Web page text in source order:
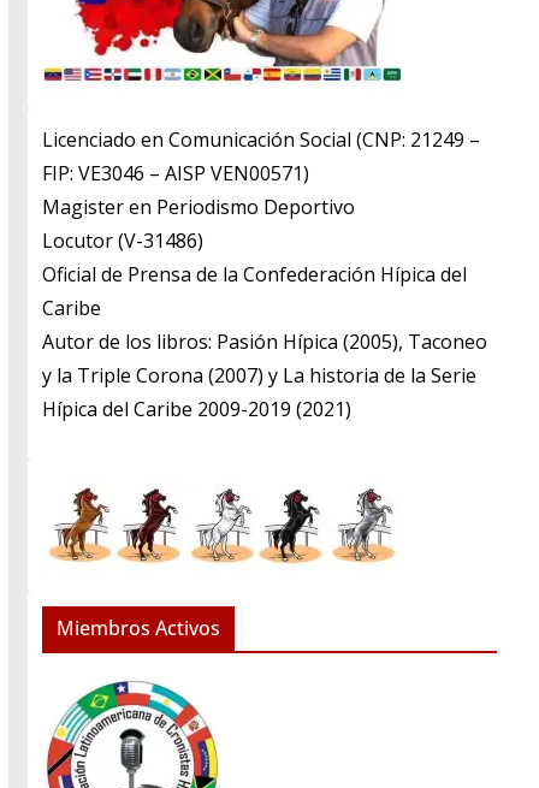
Licenciado en Comunicación Social (CNP: 21249 –
FIP: VE3046 – AISP VEN00571)
​Magister en Periodismo Deportivo
​Locutor (V-31486)
​Oficial de Prensa de la Confederación Hípica del
Caribe
​Autor de los libros: Pasión Hípica (2005), Taconeo
y la Triple Corona (2007) y La historia de la Serie
Hípica del Caribe 2009-2019 (2021)
Miembros Activos